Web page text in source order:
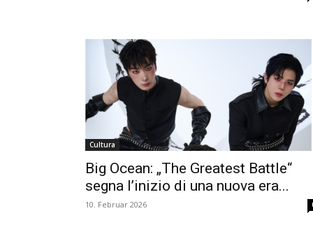
Cultura
Big Ocean: „The Greatest Battle“
segna l’inizio di una nuova era...
10. Februar 2026